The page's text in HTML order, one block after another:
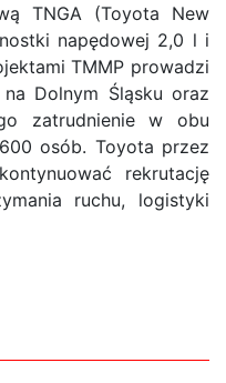
TNGA (Toyota New
napędowej 2,0 l i
TMMP prowadzi
Dolnym Śląsku oraz
zatrudnienie w obu
osób. Toyota przez
rekrutację
ruchu, logistyki